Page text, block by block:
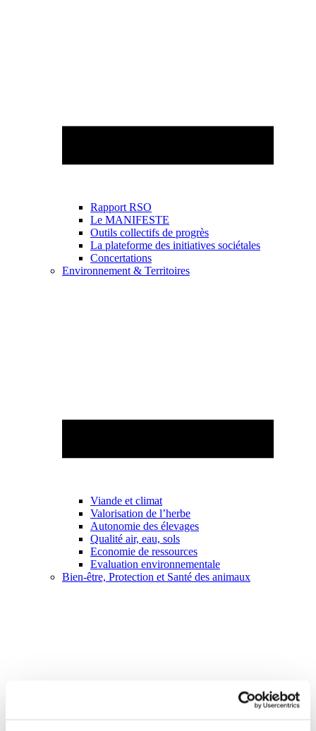
Rapport RSO
Le MANIFESTE
Outils collectifs de progrès
La plateforme des initiatives sociétales
Concertations
Environnement & Territoires
Viande et climat
Valorisation de l’herbe
Autonomie des élevages
Qualité air, eau, sols
Economie de ressources
Evaluation environnementale
Bien-être, Protection et Santé des animaux